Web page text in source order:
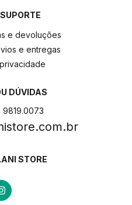
e devoluções
e entregas
DÚVIDAS
9819.0073
STORE